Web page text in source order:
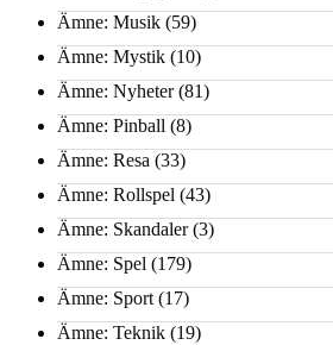
Ämne: Musik (59)
Ämne: Mystik (10)
Ämne: Nyheter(81)
Ämne: Pinball (8)
Ämne: Resa (33)
Ämne: Rollspel (43)
Ämne: Skandaler(3)
Ämne: Spel (179)
Ämne: Sport (17)
Ämne: Teknik (19)